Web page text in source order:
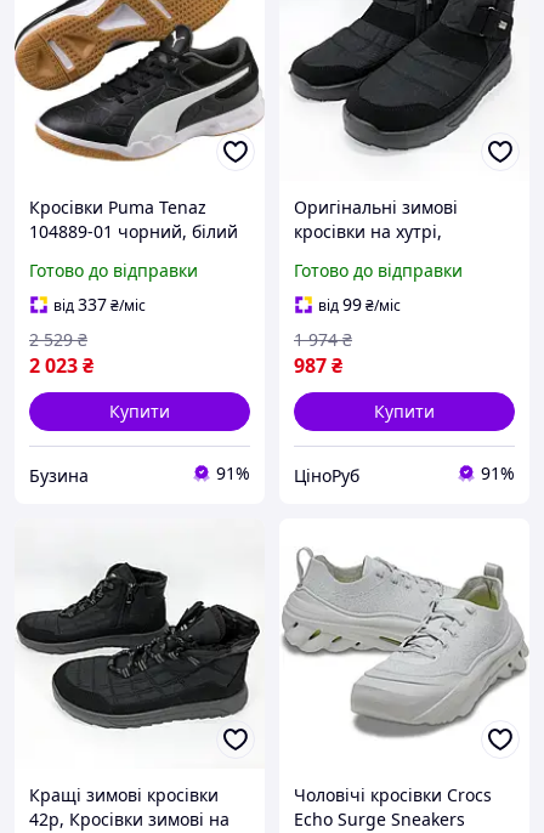
Кросівки Puma Tenaz
104889-01 чорний, білий
4059506474224 buzyna
Готово до відправки
від337₴/міс
2 023₴
2 529 ₴
Купити
Бузина 91%
Оригінальні зимові
кросівки на хутрі,
натуральні Якісні термо
MR-99
Готово до відправки
від99₴/міс
987₴
1 974 ₴
Купити
ЦіноРуб 91%
Кращі зимові кросівки
42р, Кросівки зимові на
Чоловічі кросівки Crocs
Echo Surge Sneakers